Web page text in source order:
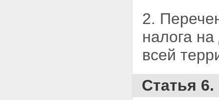
2.
налога
всей
Статья 6.